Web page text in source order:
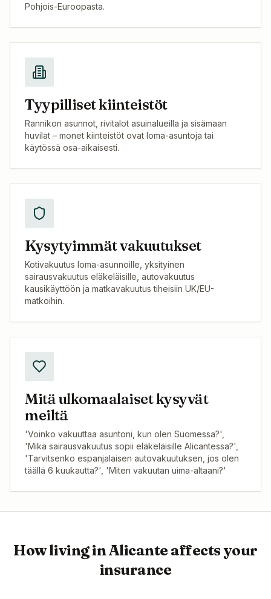
Pohjois-Euroopasta.
Tyypilliset kiinteistöt
Rannikon asunnot, rivitalot asuinalueilla ja sisämaan
huvilat – monet kiinteistöt ovat loma-asuntoja tai
käytössä osa-aikaisesti.
Kysytyimmät vakuutukset
Kotivakuutus loma-asunnoille, yksityinen
sairausvakuutus eläkeläisille, autovakuutus
kausikäyttöön ja matkavakuutus tiheisiin UK/EU-
matkoihin.
Mitä ulkomaalaiset kysyvät
meiltä
'Voinko vakuuttaa asuntoni, kun olen Suomessa?',
'Mikä sairausvakuutus sopii eläkeläisille Alicantessa?',
'Tarvitsenko espanjalaisen autovakuutuksen, jos olen
täällä 6 kuukautta?', 'Miten vakuutan uima-altaani?'
How living inAlicante affects your
insurance